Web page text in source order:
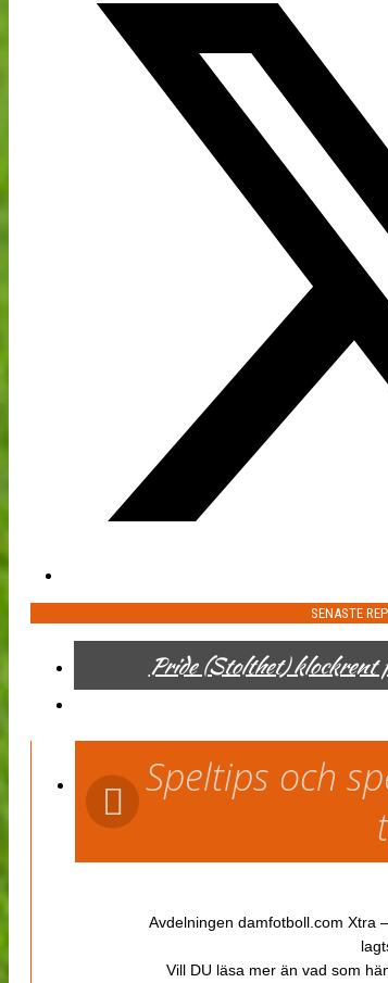
SENASTE
Pride (Stolthet) klockrent
Speltips och
Avdelningen damfotboll.com Xtra
Vill DU läsa mer än vad som